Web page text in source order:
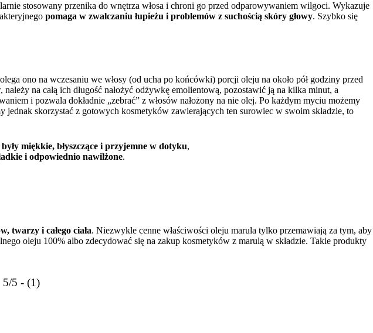
stosowany przenika do wnętrza włosa i chroni go przed odparowywaniem wilgoci. Wykazuje
pomaga w zwalczaniu łupieżu i problemów z suchością skóry głowy. Szybko się
ono na wczesaniu we włosy (od ucha po końcówki) porcji oleju na około pół godziny przed
na całą ich długość nałożyć odżywkę emolientową, pozostawić ją na kilka minut, a
i pozwala dokładnie „zebrać” z włosów nałożony na nie olej. Po każdym myciu możemy
jednak skorzystać z gotowych kosmetyków zawierających ten surowiec w swoim składzie, to
były miękkie, błyszczące i przyjemne w dotyku,
i odpowiednio nawilżone.
twarzy i całego ciała. Niezwykle cenne właściwości oleju marula tylko przemawiają za tym, aby
oleju 100% albo zdecydować się na zakup kosmetyków z marulą w składzie. Takie produkty
5/5 - (1)